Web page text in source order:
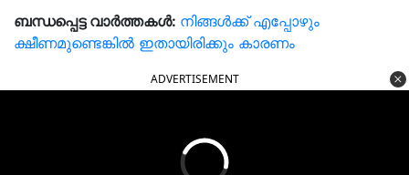
ബന്ധപ്പെട്ട വാർത്തകൾ: നിങ്ങൾക്ക് എപ്പോഴും
ക്ഷീണമുണ്ടെങ്കിൽ ഇതായിരിക്കും കാരണം
ADVERTISEMENT